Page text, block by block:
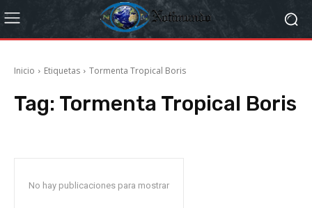
Inicio Etiquetas Tormenta Tropical Boris
Tag: Tormenta Tropical Boris
No hay publicaciones para mostrar